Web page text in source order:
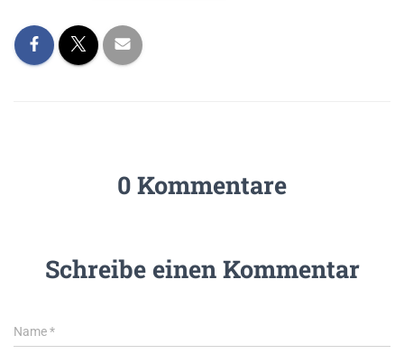
0 Kommentare
Schreibe einen Kommentar
Name*